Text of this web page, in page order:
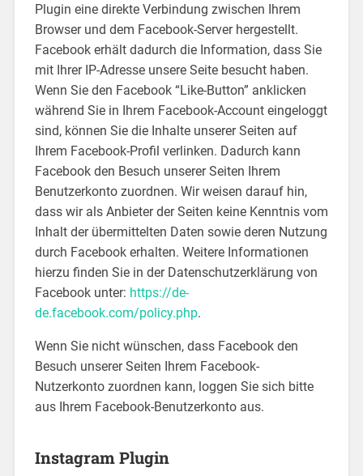
Plugin eine direkte Verbindung zwischen Ihrem
Browser und dem Facebook-Server hergestellt.
Facebook erhält dadurch die Information, dass Sie
mit Ihrer IP-Adresse unsere Seite besucht haben.
Wenn Sie den Facebook “Like-Button” anklicken
während Sie in Ihrem Facebook-Account eingeloggt
sind, können Sie die Inhalte unserer Seiten auf
Ihrem Facebook-Profil verlinken. Dadurch kann
Facebook den Besuch unserer Seiten Ihrem
Benutzerkonto zuordnen. Wir weisen darauf hin,
dass wir als Anbieter der Seiten keine Kenntnis vom
Inhalt der übermittelten Daten sowie deren Nutzung
durch Facebook erhalten. Weitere Informationen
hierzu finden Sie in der Datenschutzerklärung von
Facebook unter: https://de-
de.facebook.com/policy.php.
Wenn Sie nicht wünschen, dass Facebook den
Besuch unserer Seiten Ihrem Facebook-
Nutzerkonto zuordnen kann, loggen Sie sich bitte
aus Ihrem Facebook-Benutzerkonto aus.
Instagram Plugin